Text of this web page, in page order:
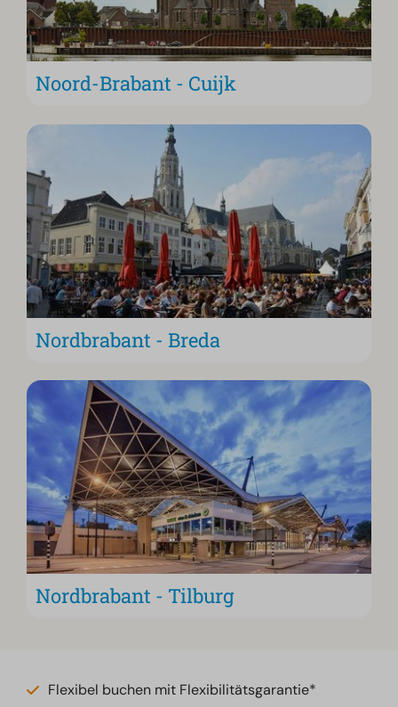
Noord-Brabant - Cuijk
Nordbrabant - Breda
Nordbrabant - Tilburg
Flexibel buchen mit Flexibilitätsgarantie*